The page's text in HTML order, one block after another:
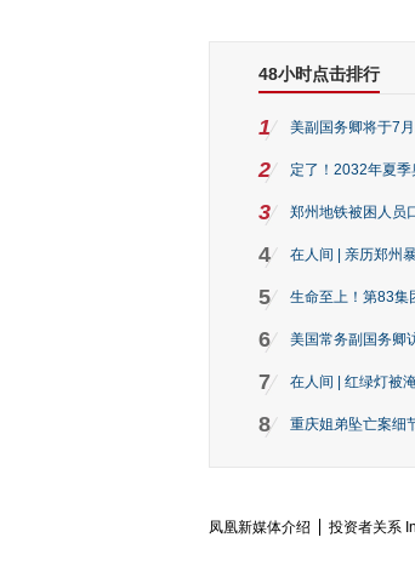
48小时点击排行
1 美副国务卿将于7
2 定了！2032年夏
3 郑州地铁被困人员
4 在人间 | 亲历郑州
5 生命至上！第83集
6 美国常务副国务卿
7 在人间 | 红绿灯被
8 重庆姐弟坠亡案细
凤凰新媒体介绍 投资者关系